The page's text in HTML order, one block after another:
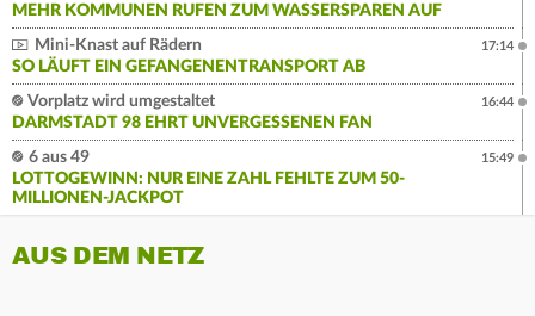
MEHR KOMMUNEN RUFEN ZUM WASSERSPAREN AUF
Mini-Knast auf Rädern
SO LÄUFT EIN GEFANGENENTRANSPORT AB
17:14
Vorplatz wird umgestaltet
DARMSTADT 98 EHRT UNVERGESSENEN FAN
16:44
6 aus 49
LOTTOGEWINN: NUR EINE ZAHL FEHLTE ZUM 50-
MILLIONEN-JACKPOT
15:49
AUS DEM NETZ